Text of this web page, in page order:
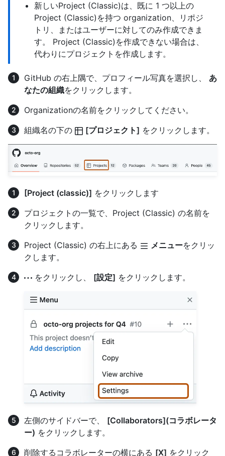
新しいProject (Classic)は、既に 1 つ以上の
Project (Classic)を持つ organization、リポジ
トリ、またはユーザーに対してのみ作成できま
す。 Project (Classic)を作成できない場合は、
代わりにプロジェクトを作成します。
GitHub の右上隅で、プロフィール写真を選択し、 あ
なたの組織をクリックします。
Organizationの名前をクリックしてください。
組織名の下の
[プロジェクト] をクリックします。
[Project (classic)] をクリックします
プロジェクトの一覧で、Project (Classic) の名前を
クリックします。
Project (Classic) の右上にある
メニューをクリッ
クします。
をクリックし、 [設定] をクリックします。
左側のサイドバーで、 [Collaborators](コラボレータ
ー) をクリックします。
削除するコラボレーターの横にある [X] をクリック